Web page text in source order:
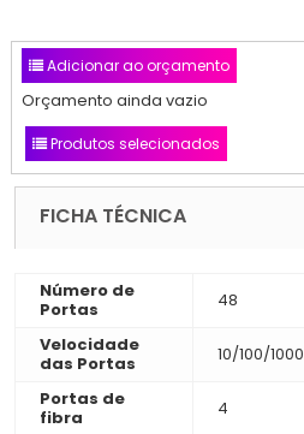
Adicionar ao orçamento
Orçamento ainda vazio
Produtos selecionados
FICHA TÉCNICA
Número de
Portas
48
Velocidade
das Portas
10/100/1000
Portas de
fibra
4